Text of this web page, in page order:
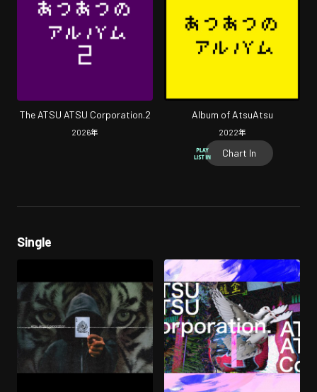
The ATSU ATSU Corporation.2
2026年
Album of AtsuAtsu
2022年
Chart In
Single